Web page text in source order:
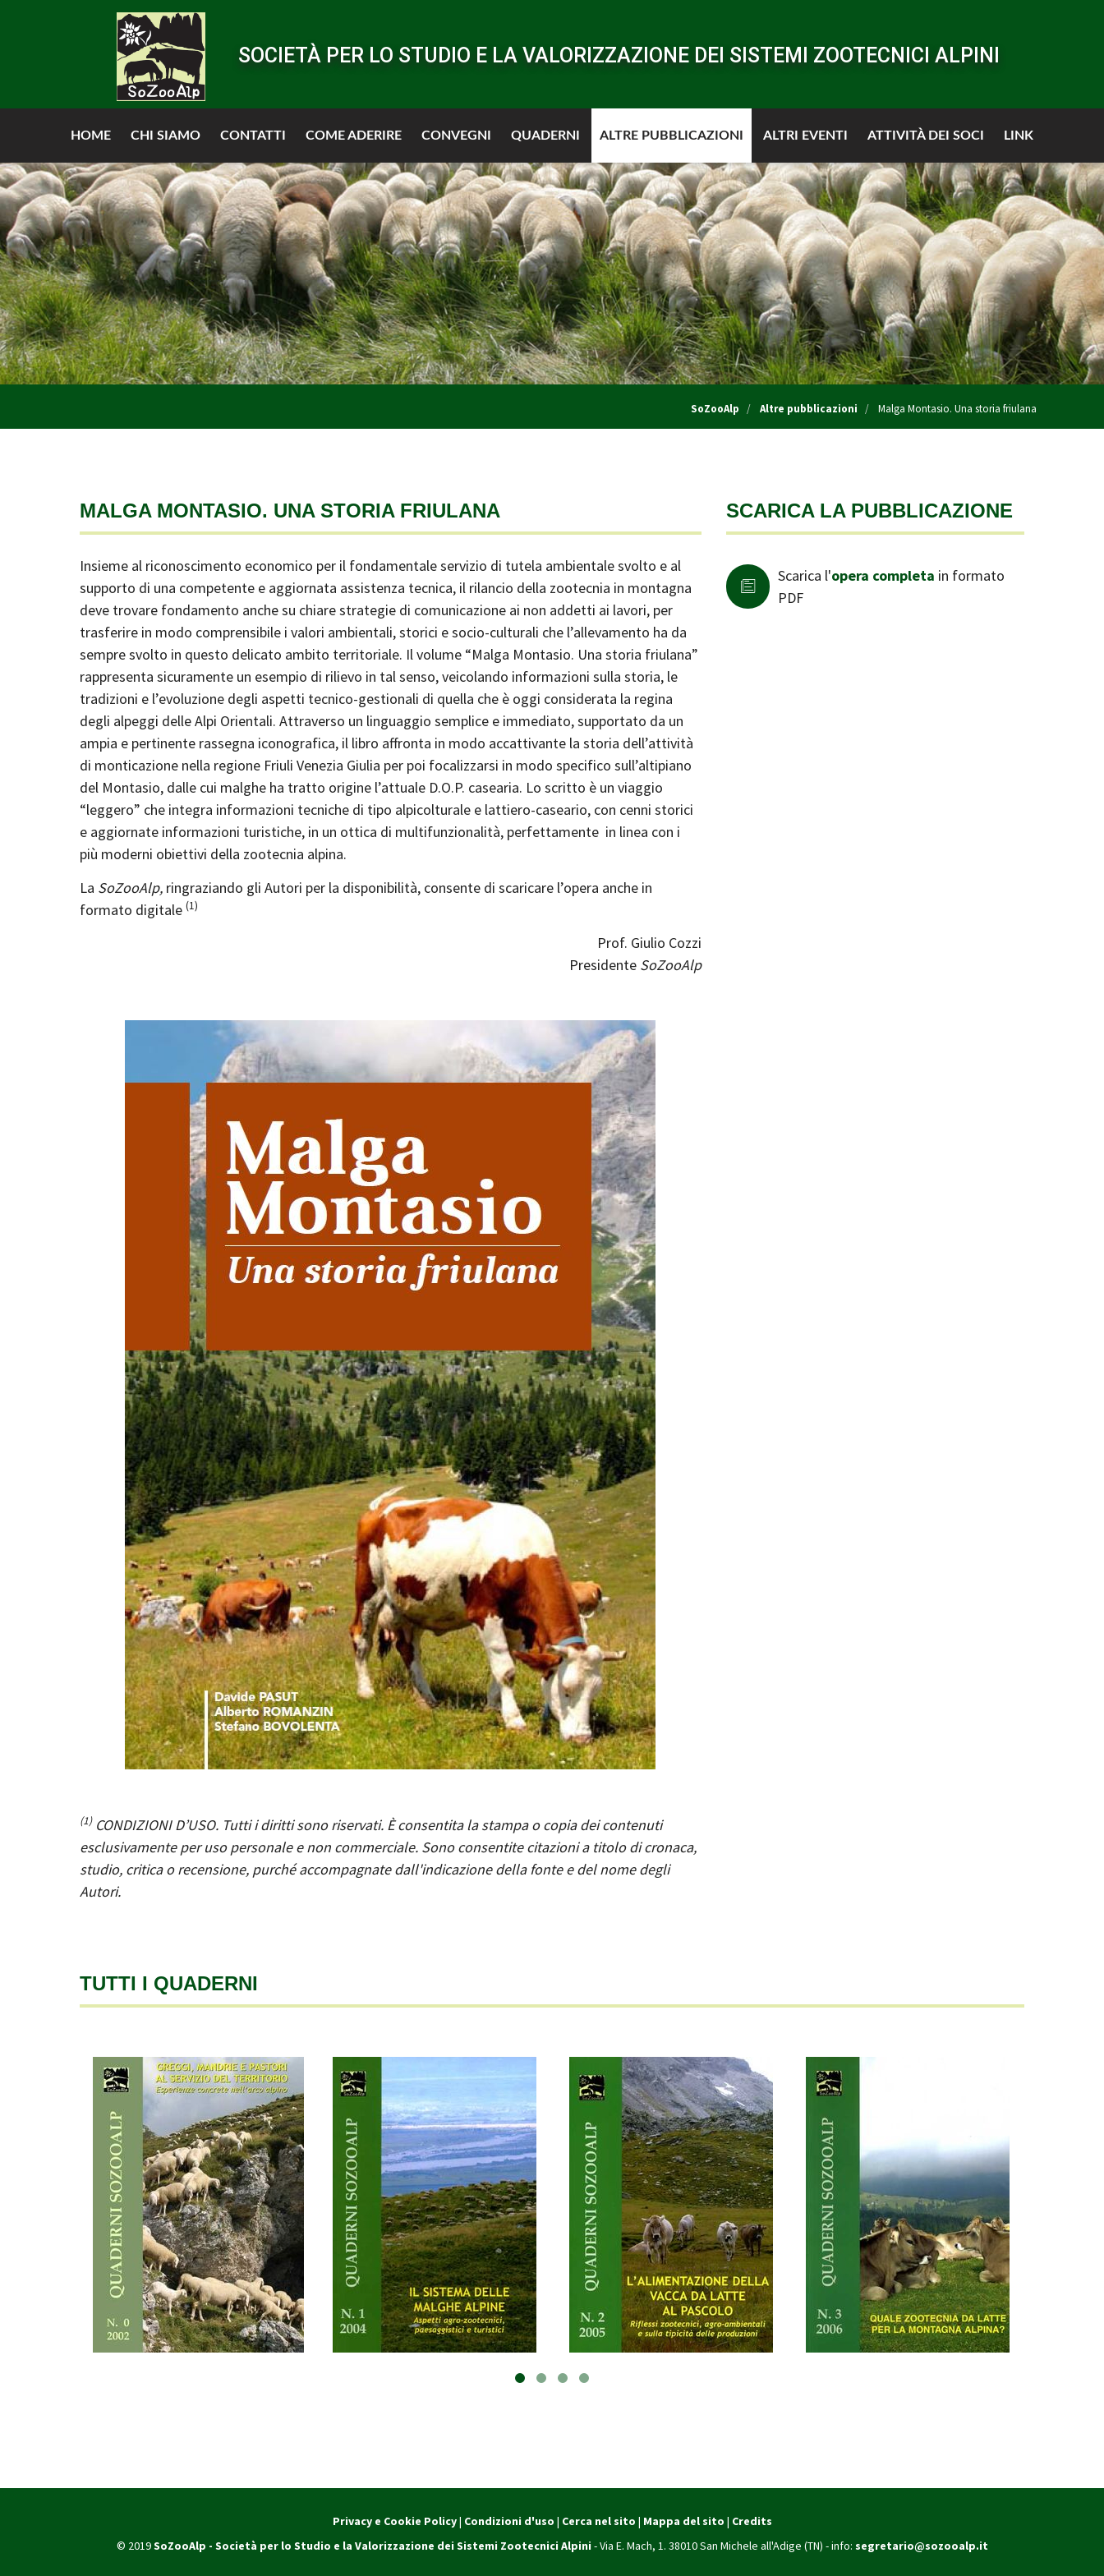
SOCIETÀ PER LO STUDIO E LA VALORIZZAZIONE DEI SISTEMI ZOOTECNICI ALPINI
HOME CHI SIAMO CONTATTI COME ADERIRE CONVEGNI QUADERNI ALTRE PUBBLICAZIONI ALTRI EVENTI ATTIVITÀ DEI SOCI LINK
SoZooAlp Altre pubblicazioni Malga Montasio. Una storia friulana
MALGA MONTASIO. UNA STORIA FRIULANA
Insieme al riconoscimento economico per il fondamentale servizio di tutela ambientale svolto e al
supporto di una competente e aggiornata assistenza tecnica, il rilancio della zootecnia in montagna
deve trovare fondamento anche su chiare strategie di comunicazione ai non addetti ai lavori, per
trasferire in modo comprensibile i valori ambientali, storici e socio-culturali che l’allevamento ha da
sempre svolto in questo delicato ambito territoriale. Il volume “Malga Montasio. Una storia friulana”
rappresenta sicuramente un esempio di rilievo in tal senso, veicolando informazioni sulla storia, le
tradizioni e l’evoluzione degli aspetti tecnico-gestionali di quella che è oggi considerata la regina
degli alpeggi delle Alpi Orientali. Attraverso un linguaggio semplice e immediato, supportato da un
ampia e pertinente rassegna iconografica, il libro affronta in modo accattivante la storia dell’attività
di monticazione nella regione Friuli Venezia Giulia per poi focalizzarsi in modo specifico sull’altipiano
del Montasio, dalle cui malghe ha tratto origine l’attuale D.O.P. casearia. Lo scritto è un viaggio
“leggero” che integra informazioni tecniche di tipo alpicolturale e lattiero-caseario, con cenni storici
e aggiornate informazioni turistiche, in un ottica di multifunzionalità, perfettamente in linea con i
più moderni obiettivi della zootecnia alpina.
La SoZooAlp, ringraziando gli Autori per la disponibilità, consente di scaricare l’opera anche in
formato digitale (1)
Prof. Giulio Cozzi
Presidente SoZooAlp
(1)CONDIZIONI D’USO. Tutti i diritti sono riservati. È consentita la stampa o copia dei contenuti
esclusivamente per uso personale e non commerciale. Sono consentite citazioni a titolo di cronaca,
studio, critica o recensione, purché accompagnate dall'indicazione della fonte e del nome degli
Autori.
SCARICA LA PUBBLICAZIONE
Scarica l'opera completa in formato
PDF
TUTTI I QUADERNI
Privacy e Cookie Policy| Condizioni d'uso | Cerca nel sito | Mappa del sito | Credits
© 2019SoZooAlp - Società per lo Studio e la Valorizzazione dei Sistemi Zootecnici Alpini - Via E. Mach, 1. 38010 San Michele all'Adige (TN) - info: segretario@sozooalp.it